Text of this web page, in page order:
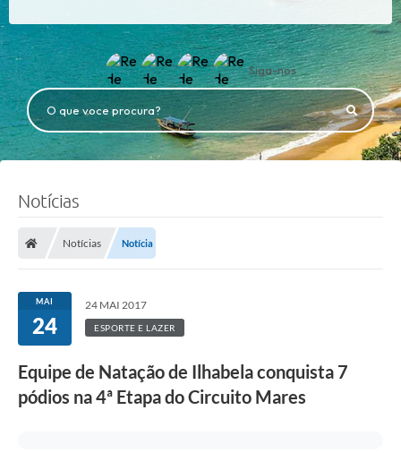
Siga-nos
O que voce procura?
Notícias
Notícias Notícia
MAI
24
24 MAI 2017
ESPORTE E LAZER
Equipe de Natação de Ilhabela conquista 7
pódios na 4ª Etapa do Circuito Mares